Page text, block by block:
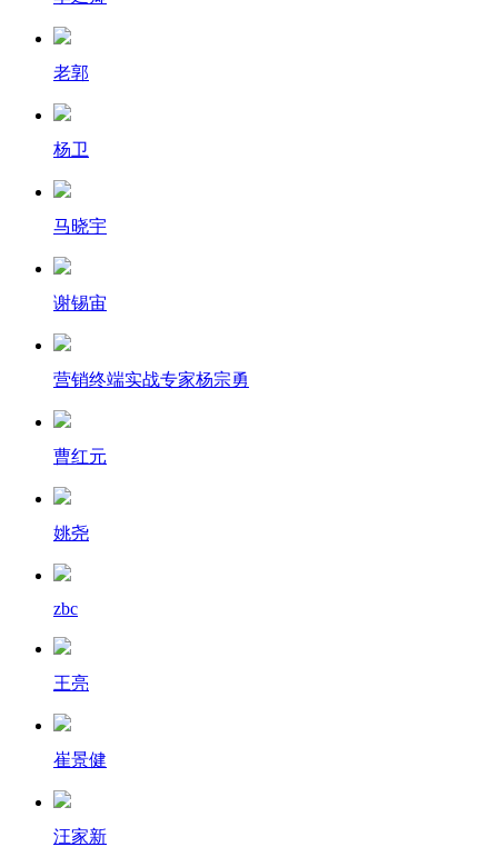
老郭
杨卫
马晓宇
谢锡宙
营销终端实战专家杨宗勇
曹红元
姚尧
zbc
王亮
崔景健
汪家新